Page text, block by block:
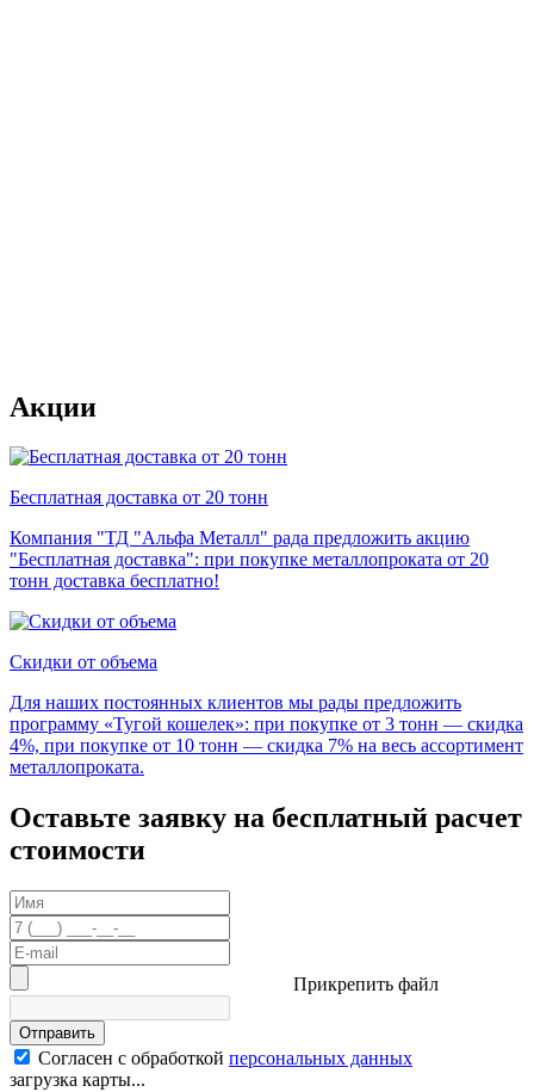
Акции
Бесплатная доставка от 20 тонн
Компания "ТД "Альфа Металл" рада предложить акцию
"Бесплатная доставка": при покупке металлопроката от 20
тонн доставка бесплатно!
Скидки от объема
Для наших постоянных клиентов мы рады предложить
программу «Тугой кошелек»: при покупке от 3 тонн — скидка
4%, при покупке от 10 тонн — скидка 7% на весь ассортимент
металлопроката.
Оставьте заявку на бесплатный расчет
стоимости
Прикрепить файл
Отправить
Согласен с обработкой персональных данных
загрузка карты...